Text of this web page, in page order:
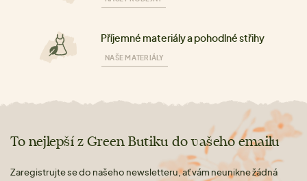
Příjemné materiály a pohodlné střihy
NAŠE MATERIÁLY
To nejlepší z Green Butiku do vašeho emailu
Zaregistrujte se do našeho newsletteru, ať vám neunikne žádná